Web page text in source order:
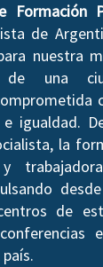
Formación
de
nuestra
de una
igualdad.
la
y
de